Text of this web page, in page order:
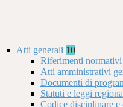
Atti generali 10
Riferimenti normativi
Atti amministrativi
Documenti di
Statuti e leggi
Codice disciplinare e